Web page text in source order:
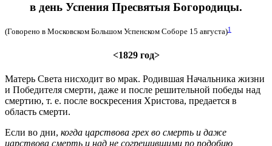
в день Успения Пресвятыя Богородицы.
(Говорено в Московском Большом Успенском Соборе 15 августа)1
<1829 год>
Матерь Света нисходит во мрак. Родившая Начальника жизни
и Победителя смерти, даже и после решительной победы над
смертию, т. е. после воскресения Христова, предается в
область смерти.
Если во дни, когда царствова грех во смерть и даже
царствова смерть и над не согрешившими по подобию